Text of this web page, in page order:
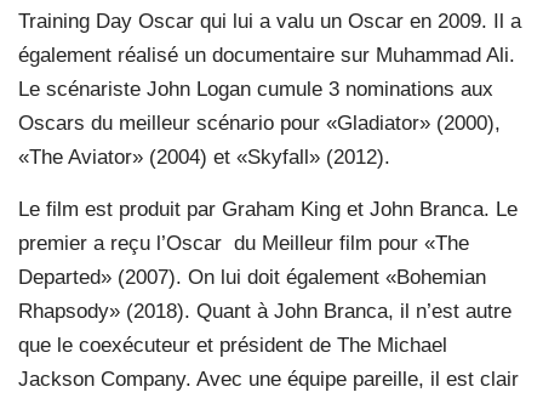
Training Day Oscar qui lui a valu un Oscar en 2009. Il a
également réalisé un documentaire sur Muhammad Ali.
Le scénariste John Logan cumule 3 nominations aux
Oscars du meilleur scénario pour «Gladiator» (2000),
«The Aviator» (2004) et «Skyfall» (2012).
Le film est produit par Graham King et John Branca. Le
premier a reçu l’Oscar du Meilleur film pour «The
Departed» (2007). On lui doit également «Bohemian
Rhapsody» (2018). Quant à John Branca, il n’est autre
que le coexécuteur et président de The Michael
Jackson Company. Avec une équipe pareille, il est clair